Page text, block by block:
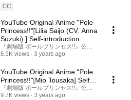
CC
YouTube Original Anime "Pole
Princess!!"[Lilia Saijo (CV. Anna
Suzuki) ] Self-introduction
『劇場版 ポールプリンセス‼』公式チャンネル
8.5K views
3 years ago
YouTube Original Anime "Pole
Princess!!"[Mio Tousaka] Self-
introduction
『劇場版 ポールプリンセス‼』公式チャンネル
9.7K views
3 years ago